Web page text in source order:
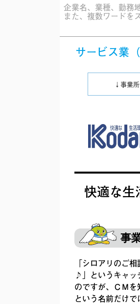
企業名、業種、勤務
また、複数ワード
サービス業
↓事業
快適な生
事
「シロアリのご
♪」というキャッ
のですが、ＣＭ
という名前だけ